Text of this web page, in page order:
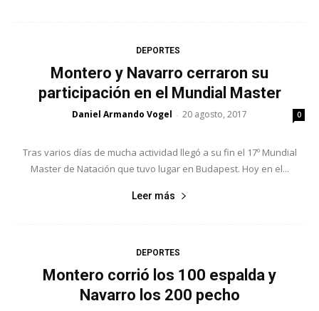
DEPORTES
Montero y Navarro cerraron su
participación en el Mundial Master
Daniel Armando Vogel - 20 agosto, 2017 0
Tras varios días de mucha actividad llegó a su fin el 17º Mundial
Master de Natación que tuvo lugar en Budapest. Hoy en el...
Leer más
DEPORTES
Montero corrió los 100 espalda y
Navarro los 200 pecho